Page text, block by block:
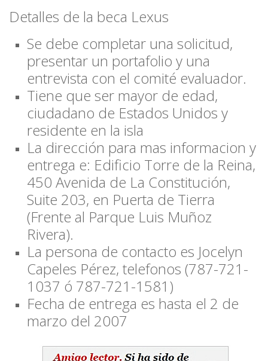
Detalles de la beca Lexus
Se debe completar una solicitud,
presentar un portafolio y una
entrevista con el comité evaluador.
Tiene que ser mayor de edad,
ciudadano de Estados Unidos y
residente en la isla
La dirección para mas informacion y
entrega e: Edificio Torre de la Reina,
450 Avenida de La Constitución,
Suite 203, en Puerta de Tierra
(Frente al Parque Luis Muñoz
Rivera).
La persona de contacto es Jocelyn
Capeles Pérez, telefonos (787-721-
1037 ó 787-721-1581)
Fecha de entrega es hasta el 2 de
marzo del 2007